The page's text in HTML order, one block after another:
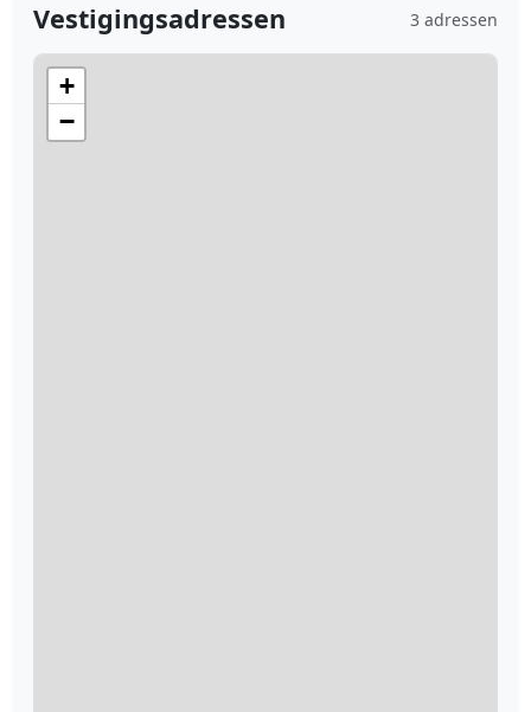
Vestigingsadressen 3 adressen
+
−